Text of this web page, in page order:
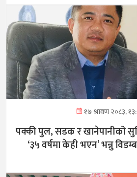
१७ श्रावण २०८३,
पक्की पुल, सडक र खानेपानीको
‘३५ वर्षमा केही भएन’ भन्नु